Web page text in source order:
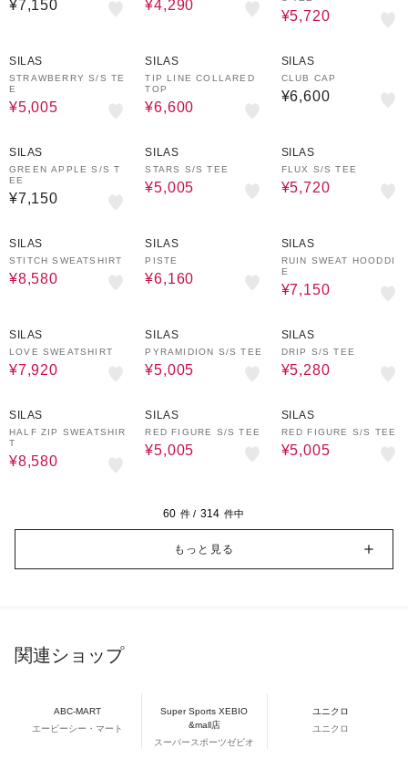
¥7,150 ¥4,290
¥5,720
SILAS
STRAWBERRY S/S TE
E
¥5,005
SILAS
TIP LINE COLLARED
TOP
¥6,600
SILAS
CLUB CAP
¥6,600
SILAS
GREEN APPLE S/S T
EE
¥7,150
SILAS
STARS S/S TEE
¥5,005
SILAS
FLUX S/S TEE
¥5,720
SILAS
STITCH SWEATSHIRT
¥8,580
SILAS
PISTE
¥6,160
SILAS
RUIN SWEAT HOODDI
E
¥7,150
SILAS
LOVE SWEATSHIRT
¥7,920
SILAS
PYRAMIDION S/S TEE
¥5,005
SILAS
DRIP S/S TEE
¥5,280
SILAS
HALF ZIP SWEATSHIR
T
¥8,580
SILAS
RED FIGURE S/S TEE
¥5,005
SILAS
RED FIGURE S/S TEE
¥5,005
60 件 / 314 件中
もっと見る
関連ショップ
ABC-MART
エービーシー・マート
Super Sports XEBIO
&mall店
スーパースポーツゼビオ
ユニクロ
ユニクロ